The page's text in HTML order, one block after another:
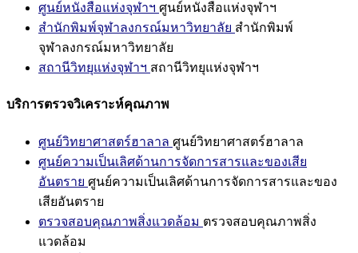
ศูนย์หนังสือแห่งจุฬาฯ ศูนย์หนังสือแห่งจุฬาฯ
สำนักพิมพ์จุฬาลงกรณ์มหาวิทยาลัย สำนักพิมพ์
จุฬาลงกรณ์มหาวิทยาลัย
สถานีวิทยุแห่งจุฬาฯ สถานีวิทยุแห่งจุฬาฯ
บริการตรวจวิเคราะห์คุณภาพ
ศูนย์วิทยาศาสตร์ฮาลาล ศูนย์วิทยาศาสตร์ฮาลาล
ศูนย์ความเป็นเลิศด้านการจัดการสารและของเสีย
อันตราย ศูนย์ความเป็นเลิศด้านการจัดการสารและของ
เสียอันตราย
ตรวจสอบคุณภาพสิ่งแวดล้อม ตรวจสอบคุณภาพสิ่ง
แวดล้อม